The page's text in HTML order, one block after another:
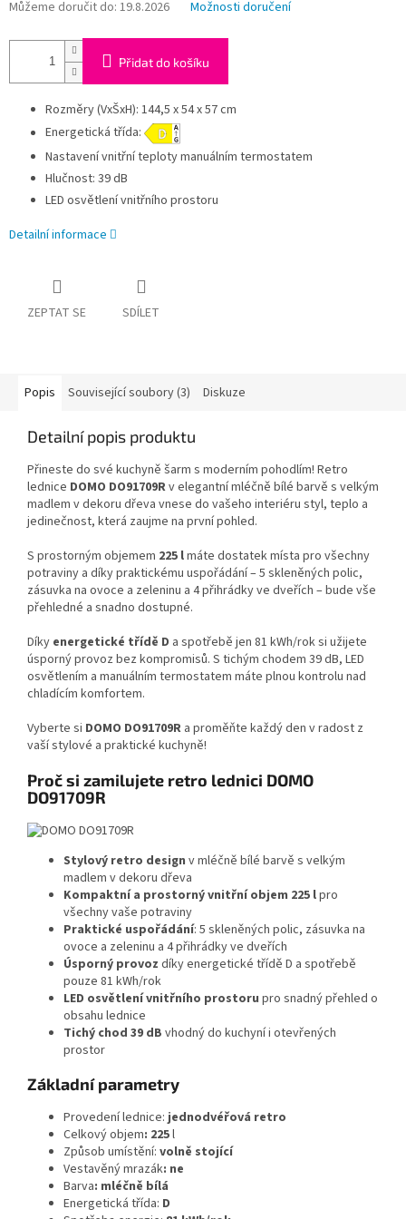
Můžeme doručit do: 19.8.2026 Možnosti doručení
Přidat do košíku
Rozměry (VxŠxH): 144,5 x 54 x 57 cm
Energetická třída:
Nastavení vnitřní teploty manuálním termostatem
Hlučnost: 39 dB
LED osvětlení vnitřního prostoru
Detailní informace
ZEPTAT SE SDÍLET
Popis Související soubory (3) Diskuze
Detailní popis produktu
Přineste do své kuchyně šarm s moderním pohodlím! Retro
lednice DOMO DO91709Rv elegantní mléčně bílé barvě s velkým
madlem v dekoru dřeva vnese do vašeho interiéru styl, teplo a
jedinečnost, která zaujme na první pohled.
S prostorným objemem 225 lmáte dostatek místa pro všechny
potraviny a díky praktickému uspořádání – 5 skleněných polic,
zásuvka na ovoce a zeleninu a 4 přihrádky ve dveřích – bude vše
přehledné a snadno dostupné.
Díky energetické třídě D a spotřebě jen 81 kWh/rok si užijete
úsporný provoz bez kompromisů. S tichým chodem 39 dB, LED
osvětlením a manuálním termostatem máte plnou kontrolu nad
chladícím komfortem.
Vyberte si DOMO DO91709R a proměňte každý den v radost z
vaší stylové a praktické kuchyně!
Proč si zamilujete retro lednici DOMO
DO91709R
Stylový retro design v mléčně bílé barvě s velkým
madlem v dekoru dřeva
Kompaktní a prostorný vnitřní objem 225 lpro
všechny vaše potraviny
Praktické uspořádání: 5 skleněných polic, zásuvka na
ovoce a zeleninu a 4 přihrádky ve dveřích
Úsporný provoz díky energetické třídě D a spotřebě
pouze 81 kWh/rok
LED osvětlení vnitřního prostoru pro snadný přehled o
obsahu lednice
Tichý chod 39 dB vhodný do kuchyní i otevřených
prostor
Základní parametry
Provedení lednice: jednodvéřová retro
Celkový objem: 225l
Způsob umístění: volně stojící
Vestavěný mrazák: ne
Barva: mléčně bílá
Energetická třída: D